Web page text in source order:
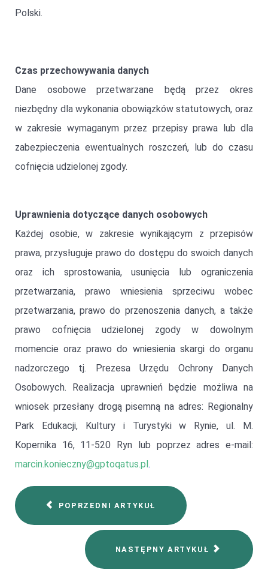
Polski.
Czas przechowywania danych
Dane osobowe przetwarzane będą przez okres
niezbędny dla wykonania obowiązków statutowych, oraz
w zakresie wymaganym przez przepisy prawa lub dla
zabezpieczenia ewentualnych roszczeń, lub do czasu
cofnięcia udzielonej zgody.
Uprawnienia dotyczące danych osobowych
Każdej osobie, w zakresie wynikającym z przepisów
prawa, przysługuje prawo do dostępu do swoich danych
oraz ich sprostowania, usunięcia lub ograniczenia
przetwarzania, prawo wniesienia sprzeciwu wobec
przetwarzania, prawo do przenoszenia danych, a także
prawo cofnięcia udzielonej zgody w dowolnym
momencie oraz prawo do wniesienia skargi do organu
nadzorczego tj. Prezesa Urzędu Ochrony Danych
Osobowych. Realizacja uprawnień będzie możliwa na
wniosek przesłany drogą pisemną na adres: Regionalny
Park Edukacji, Kultury i Turystyki w Rynie, ul. M.
Kopernika 16, 11-520 Ryn lub poprzez adres e-mail:
marcin.konieczny@gptoqatus.pl.
POPRZEDNI ARTYKUŁ
NASTĘPNY ARTYKUŁ